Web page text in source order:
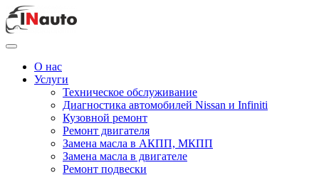
О нас
Услуги
Техническое обслуживание
Диагностика автомобилей Nissan и Infiniti
Кузовной ремонт
Ремонт двигателя
Замена масла в АКПП, МКПП
Замена масла в двигателе
Ремонт подвески